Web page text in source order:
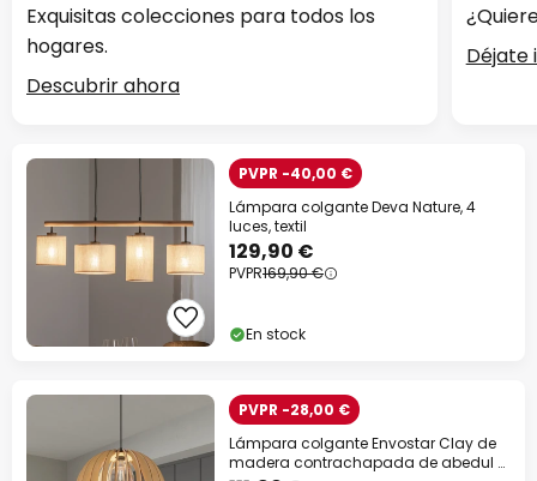
Exquisitas colecciones para todos los
hogares.
Descubrir ahora
Déjate
PVPR -40,00 €
Lámpara colgante Deva Nature, 4
luces, textil
129,90 €
PVPR169,90 €
En stock
PVPR -28,00 €
Lámpara colgante Envostar Clay de
madera contrachapada de abedul Ø